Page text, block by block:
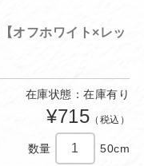
オフホワイト×レッ
在庫状態：在庫有り
¥715 （税込）
数量 50cm